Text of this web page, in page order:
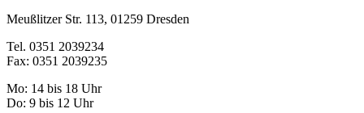
Meußlitzer Str. 113, 01259 Dresden
Tel. 0351 2039234
Fax: 0351 2039235
Mo: 14 bis 18 Uhr
Do: 9 bis 12 Uhr